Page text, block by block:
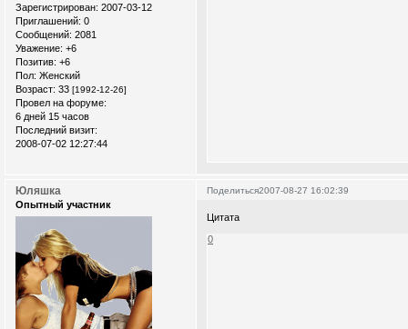
Зарегистрирован: 2007-03-12
Приглашений: 0
Сообщений: 2081
Уважение: +6
Позитив: +6
Пол: Женский
Возраст: 33 [1992-12-26]
Провел на форуме:
6 дней 15 часов
Последний визит:
2008-07-02 12:27:44
Поделиться2007-08-27 16:02:39
Юляшка
Опытный участник
Цитата
0